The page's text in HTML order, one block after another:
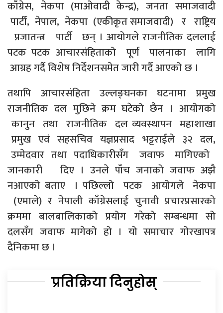
काँग्रेस, नेकपा (माओवादी केन्द्र), जनता समाजवादी
पार्टी, नेपाल, नेकपा (एकीकृत समाजवादी) र राष्ट्रिय
प्रजातन्त्र पार्टी छन् । आयोगले राजनीतिक दललाई
पटक पटक आचारसंहिताको पूर्ण पालनाका लागि
आग्रह गर्दै विशेष निर्देशनसमेत जारी गर्दै आएको छ ।
तथापि आचारसंहिता उल्लङ्घनका घटनामा प्रमुख
राजनीतिक दल मुछिने क्रम घटेको छैन । आयोगको
कानुन तथा राजनीतिक दल व्यवस्थापन महाशाखा
प्रमुख एवं सहसचिव यज्ञप्रसाद भट्टराईले ३२ दल,
उम्मेदवार तथा पदाधिकारीसँग जवाफ मागिएको
जानकारी दिए । उनले पाँच जनाको जवाफ अझै
नआएको बताए । पछिल्लो पटक आयोगले नेकपा
(एमाले) र नेपाली काँग्रेसलाई चुनावी प्रचारप्रसारको
क्रममा बालबालिकाको प्रयोग गरेको सम्बन्धमा सो
दलसँग जवाफ मागेको हो । यो समाचार गोरखापत्र
दैनिकमा छ ।
प्रतिक्रिया दिनुहोस्